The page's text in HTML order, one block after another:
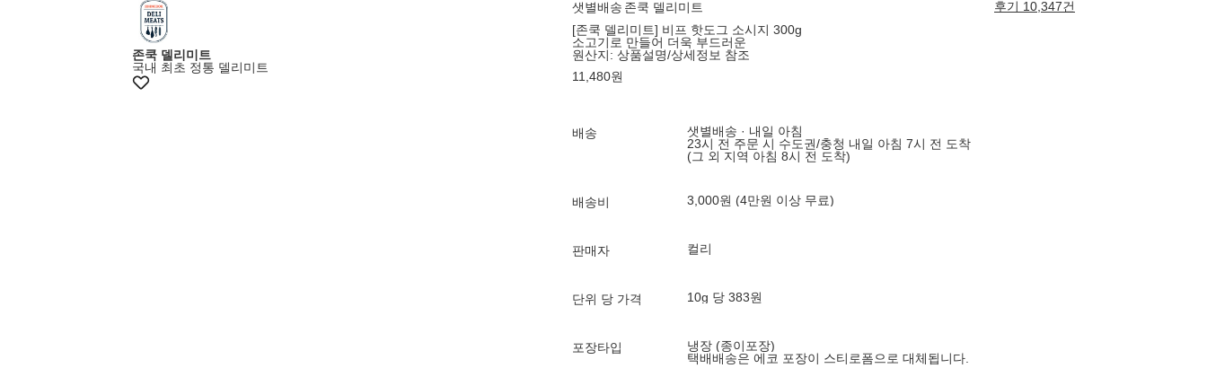
존쿡 델리미트
국내 최초 정통 델리미트
샛별배송 존쿡 델리미트
후기 10,347건
[존쿡 델리미트] 비프 핫도그 소시지 300g
소고기로 만들어 더욱 부드러운
원산지: 상품설명/상세정보 참조
11,480원
배송
샛별배송 · 내일 아침
23시 전 주문 시 수도권/충청 내일 아침 7시 전 도착
(그 외 지역 아침 8시 전 도착)
배송비 3,000원 (4만원 이상 무료)
판매자 컬리
단위 당 가격 10g 당 383원
포장타입
냉장 (종이포장)
택배배송은 에코 포장이 스티로폼으로 대체됩니다.